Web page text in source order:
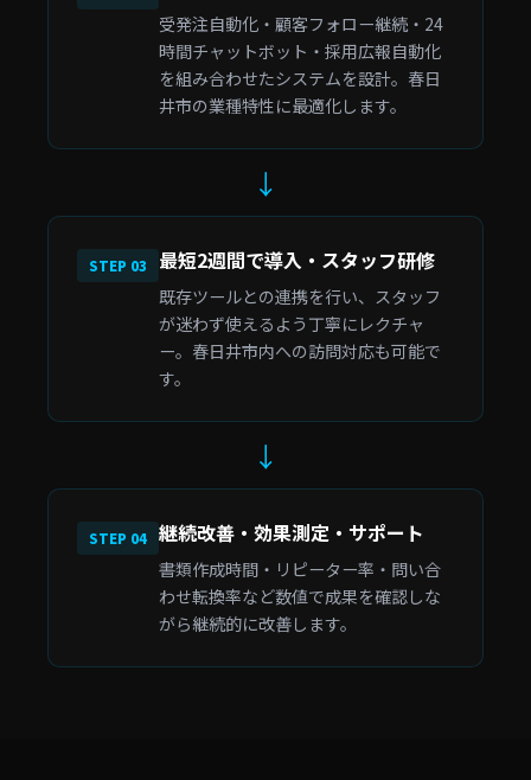
受発注自動化・顧客フォロー継続・24
時間チャットボット・採用広報自動化
を組み合わせたシステムを設計。春日
井市の業種特性に最適化します。
↓
STEP 03 最短2週間で導入・スタッフ研修
既存ツールとの連携を行い、スタッフ
が迷わず使えるよう丁寧にレクチャ
ー。春日井市内への訪問対応も可能で
す。
↓
STEP 04 継続改善・効果測定・サポート
書類作成時間・リピーター率・問い合
わせ転換率など数値で成果を確認しな
がら継続的に改善します。